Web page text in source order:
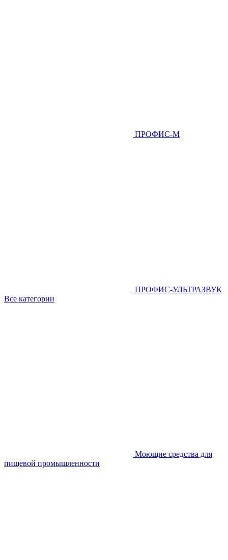
ПРОФИС-М
ПРОФИС-УЛЬТРАЗВУК
Все категории
Моющие средства для
пищевой промышленности